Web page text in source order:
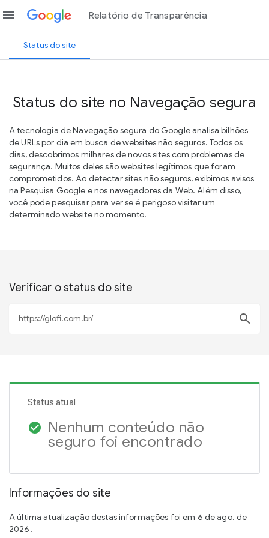
menu Relatório de Transparência
Status do site
Status do site no Navegação segura
A tecnologia de Navegação segura do Google analisa bilhões
de URLs por dia em busca de websites não seguros. Todos os
dias, descobrimos milhares de novos sites com problemas de
segurança. Muitos deles são websites legítimos que foram
comprometidos. Ao detectar sites não seguros, exibimos avisos
na Pesquisa Google e nos navegadores da Web. Além disso,
você pode pesquisar para ver se é perigoso visitar um
determinado website no momento.
Verificar o status do site
search
Status atual
check_circle Nenhum conteúdo não
seguro foi encontrado
Informações do site
A última atualização destas informações foi em 6 de ago. de
2026.